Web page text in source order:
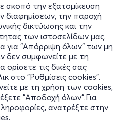
σκοπό την εξατομίκευση
διαφημίσεων, την παροχή
δικτύωσης και την
των ιστοσελίδων μας.
για "Απόρριψη όλων" των μη
δεν συμφωνείτε με τη
ορίσετε τις δικές σας
στο "Ρυθμίσεις cookies".
με τη χρήση των cookies,
"Αποδοχή όλων".Για
ανατρέξτε στην
.